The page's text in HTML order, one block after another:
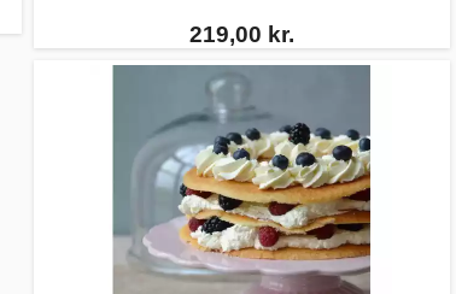
219,00 kr.